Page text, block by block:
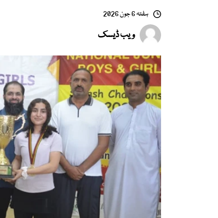
ہفتہ 6 جون 2026
ویب ڈیسک